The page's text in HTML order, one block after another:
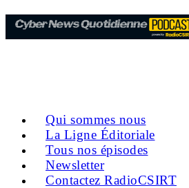
Qui sommes nous
La Ligne Éditoriale
Tous nos épisodes
Newsletter
Contactez RadioCSIRT